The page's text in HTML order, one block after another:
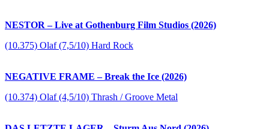
NESTOR – Live at Gothenburg Film Studios (2026)
(10.375) Olaf (7,5/10) Hard Rock
NEGATIVE FRAME – Break the Ice (2026)
(10.374) Olaf (4,5/10) Thrash / Groove Metal